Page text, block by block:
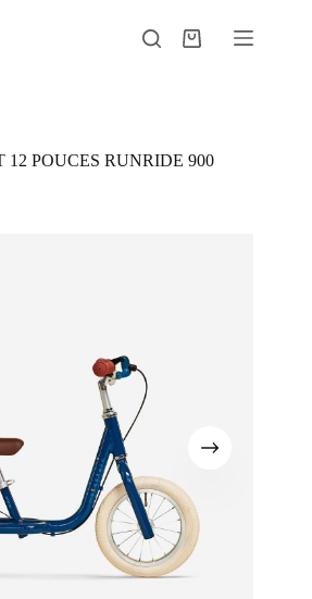
Panier
POUCES RUNRIDE 900